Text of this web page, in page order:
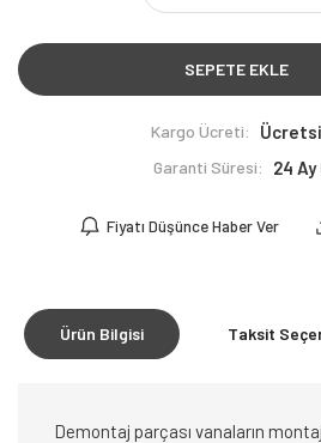
SEPETE EKLE
Kargo Ücreti:
Garanti Süresi: 24
Fiyatı Düşünce Haber Ver
Ürün Bilgisi Taksit
Demontaj parçası vanaların